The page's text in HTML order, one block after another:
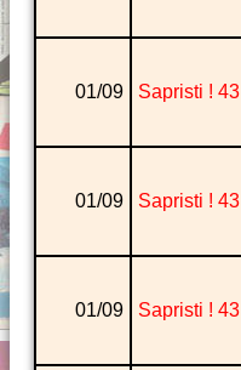
01/09 Sapristi ! 43
01/09 Sapristi ! 43
01/09 Sapristi ! 43